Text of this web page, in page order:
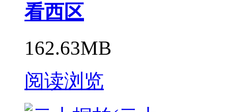
看西区
162.63MB
阅读浏览